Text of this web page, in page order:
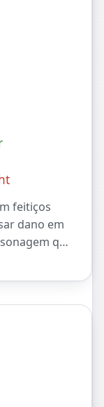
feitiços
dano em
que
do jogo.